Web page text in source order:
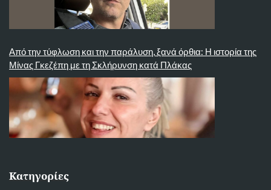
Από την τύφλωση και την παράλυση, ξανά όρθια: Η ιστορία της
Μίνας Γκεζέπη με τη Σκλήρυνση κατά Πλάκας
Κατηγορίες